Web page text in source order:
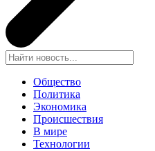
Общество
Политика
Экономика
Происшествия
В мире
Технологии